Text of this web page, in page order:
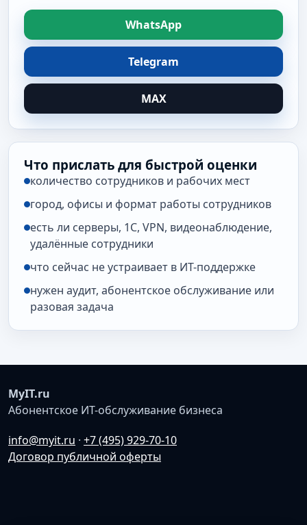
WhatsApp
Telegram
MAX
Что прислать для быстрой оценки
количество сотрудников и рабочих мест
город, офисы и формат работы сотрудников
есть ли серверы, 1С, VPN, видеонаблюдение,
удалённые сотрудники
что сейчас не устраивает в ИТ-поддержке
нужен аудит, абонентское обслуживание или
разовая задача
MyIT.ru
Абонентское ИТ-обслуживание бизнеса
info@myit.ru · +7 (495) 929-70-10
Договор публичной оферты